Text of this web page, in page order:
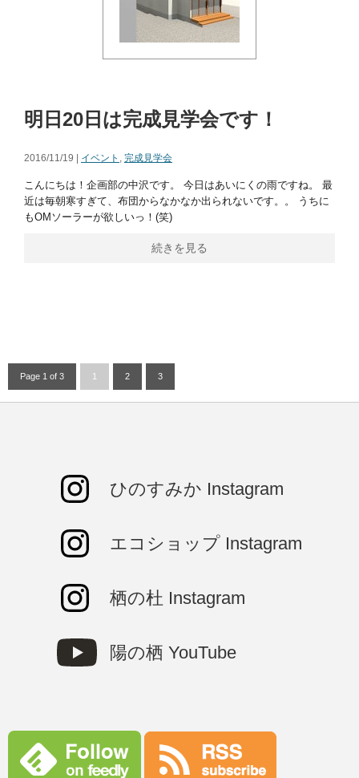
明日20日は完成見学会です！
2016/11/19 | イベント , 完成見学会
こんにちは！企画部の中沢です。 今日はあいにくの雨ですね。 最
近は毎朝寒すぎて、布団からなかなか出られないです。。 うちに
もOMソーラーが欲しいっ！(笑)
続きを見る
Page 1 of 3 1 2 3
ひのすみか Instagram
エコショップ Instagram
栖の杜 Instagram
陽の栖 YouTube